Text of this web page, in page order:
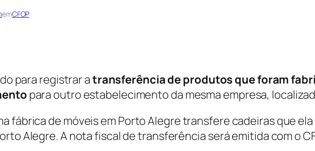
emCFOP
para registrar atransferência de produtos que foram
para outro estabelecimento da mesma empresa,
fábrica de móveis em Porto Alegre transfere cadeiras que
Alegre. A nota fiscal de transferência será emitida com o